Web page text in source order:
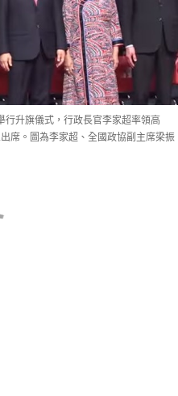
升旗儀式，行政長官李家超率領高
席。圖為李家超、全國政協副主席梁振